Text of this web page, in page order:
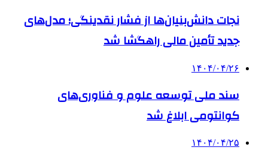
نجات دانش‌بنیان‌ها از فشار نقدینگی؛ مدل‌های
جدید تأمین مالی راهگشا شد
۱۴۰۴/۰۴/۲۶
سند ملی توسعه علوم و فناوری‌های
کوانتومی ابلاغ شد
۱۴۰۴/۰۴/۲۵